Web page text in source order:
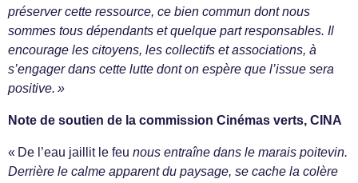
préserver cette ressource, ce bien commun dont nous
sommes tous dépendants et quelque part responsables. Il
encourage les citoyens, les collectifs et associations, à
s’engager dans cette lutte dont on espère que l’issue sera
positive. »
Note de soutien de la commission Cinémas verts, CINA
« De l’eau jaillit le feu nous entraîne dans le marais poitevin.
Derrière le calme apparent du paysage, se cache la colère